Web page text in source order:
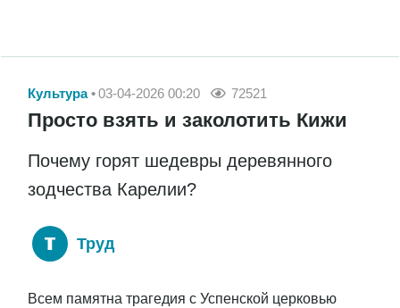
Культура 03-04-2026 00:20 72521
Просто взять и заколотить Кижи
Почему горят шедевры деревянного
зодчества Карелии?
Труд
Всем памятна трагедия с Успенской церковью